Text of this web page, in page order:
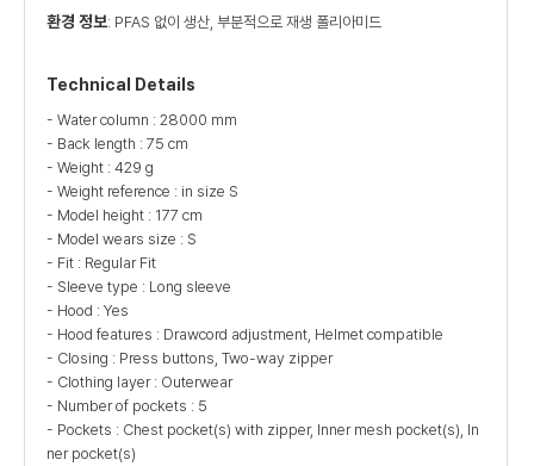
환경 정보: PFAS 없이 생산, 부분적으로 재생 폴리아미드
Technical Details
- Water column : 28000 mm
- Back length : 75 cm
- Weight : 429 g
- Weight reference : in size S
- Model height : 177 cm
- Model wears size : S
- Fit : Regular Fit
- Sleeve type : Long sleeve
- Hood : Yes
- Hood features : Drawcord adjustment, Helmet compatible
- Closing : Press buttons, Two-way zipper
- Clothing layer : Outerwear
- Number of pockets : 5
- Pockets : Chest pocket(s) with zipper, Inner mesh pocket(s), In
ner pocket(s)